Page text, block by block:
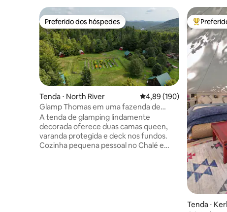
Preferido dos hóspedes
Preferido dos hóspedes
Tenda ⋅ North River 4,89 de uma avaliação
4,89 (190)
Glamp Thomas em uma fazenda de
flores
A tenda de glamping lindamente
decorada oferece duas camas queen,
varanda protegida e deck nos fundos.
Cozinha pequena pessoal no Chalé e
Entre os
Tenda ⋅